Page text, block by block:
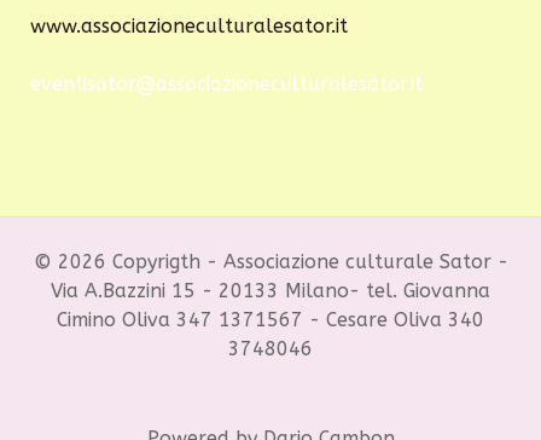
www.associazioneculturalesator.it
eventisator@associazioneculturalesator.it
© 2026 Copyrigth - Associazione culturale Sator -
Via A.Bazzini 15 - 20133 Milano- tel. Giovanna
Cimino Oliva 347 1371567 - Cesare Oliva 340
3748046